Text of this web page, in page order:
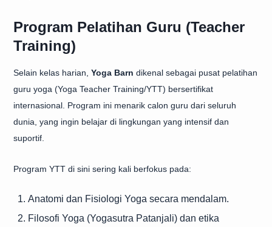
Program Pelatihan Guru (Teacher
Training)
Selain kelas harian, Yoga Barn dikenal sebagai pusat pelatihan
guru yoga (Yoga Teacher Training/YTT) bersertifikat
internasional. Program ini menarik calon guru dari seluruh
dunia, yang ingin belajar di lingkungan yang intensif dan
suportif.
Program YTT di sini sering kali berfokus pada:
Anatomi dan Fisiologi Yoga secara mendalam.
Filosofi Yoga (Yogasutra Patanjali) dan etika